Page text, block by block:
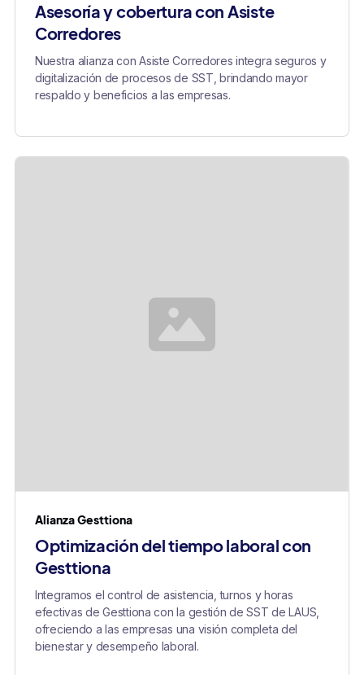
Asesoría y cobertura con Asiste
Corredores
Nuestra alianza con Asiste Corredores integra seguros y
digitalización de procesos de SST, brindando mayor
respaldo y beneficios a las empresas.
Alianza Gesttiona
Optimización del tiempo laboral con
Gesttiona
Integramos el control de asistencia, turnos y horas
efectivas de Gesttiona con la gestión de SST de LAUS,
ofreciendo a las empresas una visión completa del
bienestar y desempeño laboral.